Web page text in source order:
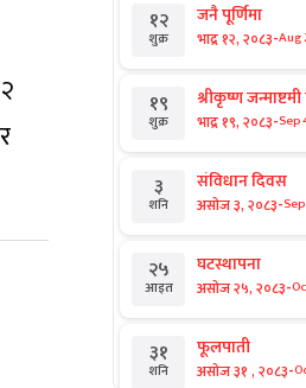
१२
शुक्र
जनै पूर्णिमा
भाद्र १२, २०८३-Aug
१९
शुक्र
श्रीकृष्ण जन्माष्टमी
भाद्र १९, २०८३-Sep
३
शनि
संविधान दिवस
असोज ३, २०८३-
२५
आइत
घटस्थापना
असोज २५, २०८३-
३१
शनि
फूलपाती
असोज ३१ , २०८३-